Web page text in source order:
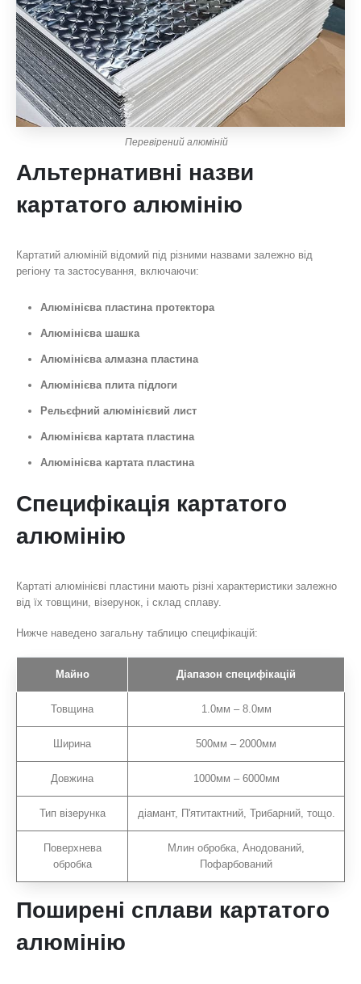
Перевірений алюміній
Альтернативні назви
картатого алюмінію
Картатий алюміній відомий під різними назвами залежно від
регіону та застосування, включаючи:
Алюмінієва пластина протектора
Алюмінієва шашка
Алюмінієва алмазна пластина
Алюмінієва плита підлоги
Рельєфний алюмінієвий лист
Алюмінієва картата пластина
Алюмінієва картата пластина
Специфікація картатого
алюмінію
Картаті алюмінієві пластини мають різні характеристики залежно
від їх товщини, візерунок, і склад сплаву.
Нижче наведено загальну таблицю специфікацій:
Майно Діапазон специфікацій
Товщина 1.0мм – 8.0мм
Ширина 500мм – 2000мм
Довжина 1000мм – 6000мм
Тип візерунка діамант, П'ятитактний, Трибарний, тощо.
Поверхнева
обробка
Млин обробка, Анодований,
Пофарбований
Поширені сплави картатого
алюмінію